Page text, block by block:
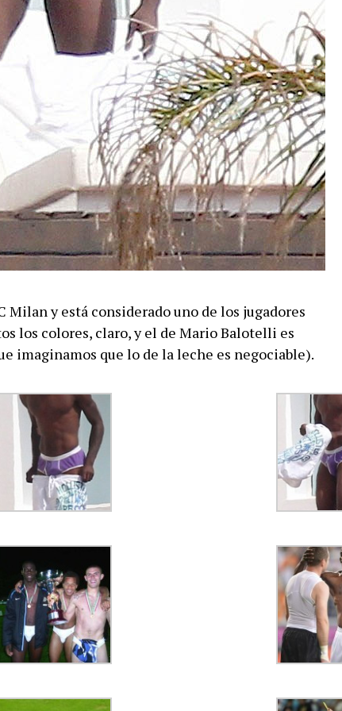
y está considerado uno de los jugadores
los colores, claro, y el de Mario Balotelli es
imaginamos que lo de la leche es negociable).